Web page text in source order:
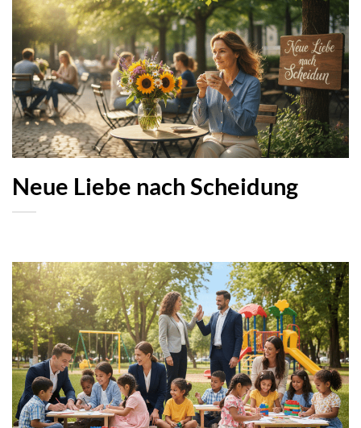
Neue Liebe nach Scheidung